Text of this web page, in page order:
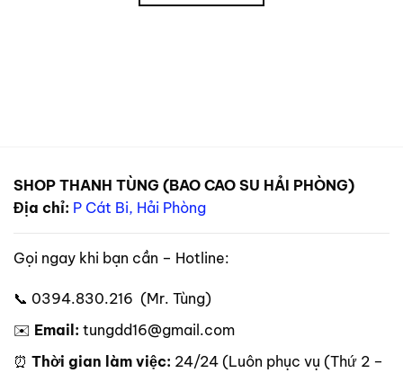
SHOP THANH TÙNG (BAO CAO SU HẢI PHÒNG)
Địa chỉ: P Cát Bi, Hải Phòng
Gọi ngay khi bạn cần – Hotline:
📞 0394.830.216 (Mr. Tùng)
✉️ Email: tungdd16@gmail.com
⏰ Thời gian làm việc: 24/24 (Luôn phục vụ (Thứ 2 –